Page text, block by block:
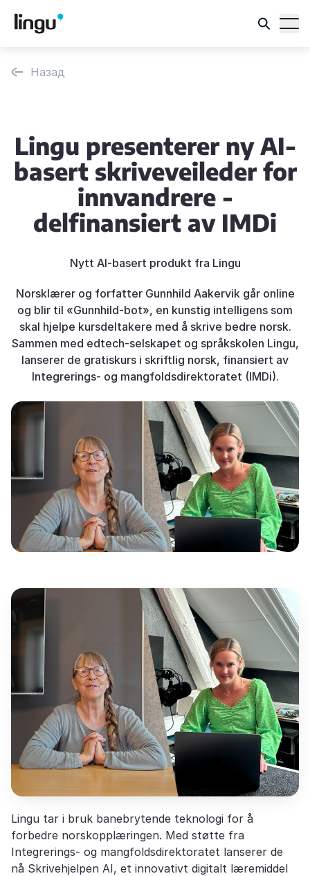
Назад
Lingu presenterer ny AI-
basert skriveveileder for
innvandrere -
delfinansiert av IMDi
Nytt AI-basert produkt fra Lingu
Norsklærer og forfatter Gunnhild Aakervik går online
og blir til «Gunnhild-bot», en kunstig intelligens som
skal hjelpe kursdeltakere med å skrive bedre norsk.
Sammen med edtech-selskapet og språkskolen Lingu,
lanserer de gratiskurs i skriftlig norsk, finansiert av
Integrerings- og mangfoldsdirektoratet (IMDi).
Lingu tar i bruk banebrytende teknologi for å
forbedre norskopplæringen. Med støtte fra
Integrerings- og mangfoldsdirektoratet lanserer de
nå Skrivehjelpen AI, et innovativt digitalt læremiddel